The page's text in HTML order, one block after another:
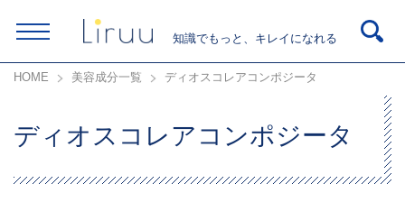
知識でもっと、キレイになれる
HOME 美容成分一覧 ディオスコレアコンポジータ
ディオスコレアコンポジータ